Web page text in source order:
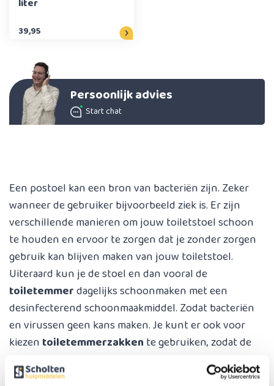
liter
39,95
Persoonlijk advies
Start chat
Een postoel kan een bron van bacteriën zijn. Zeker
wanneer de gebruiker bijvoorbeeld ziek is. Er zijn
verschillende manieren om jouw toiletstoel schoon
te houden en ervoor te zorgen dat je zonder zorgen
gebruik kan blijven maken van jouw toiletstoel.
Uiteraard kun je de stoel en dan vooral de
toiletemmerdagelijks schoonmaken met een
desinfecterend schoonmaakmiddel. Zodat bacteriën
en virussen geen kans maken. Je kunt er ook voor
kiezen toiletemmerzakken te gebruiken, zodat de
emmer vrijwel niet vies wordt en deze bijna niet
hoeft te worden. Al met al zijn er meerdere opties om